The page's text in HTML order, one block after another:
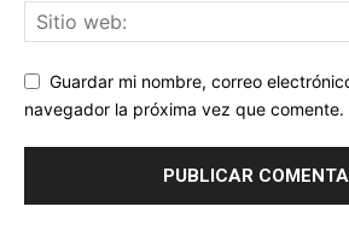
Guardar mi nombre, correo
navegador la próxima vez que comente.